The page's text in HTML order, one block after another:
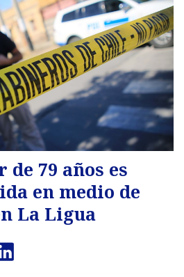
79 años es
en medio de
La Ligua